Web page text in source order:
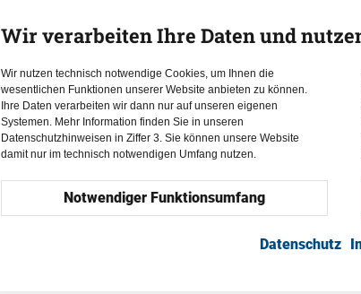
Wir verarbeiten Ihre Daten und
Wir nutzen technisch notwendige Cookies, um Ihnen die
wesentlichen Funktionen unserer Website anbieten zu können.
Ihre Daten verarbeiten wir dann nur auf unseren eigenen
Systemen. Mehr Information finden Sie in unseren
Datenschutzhinweisen in Ziffer 3. Sie können unsere Website
damit nur im technisch notwendigen Umfang nutzen.
Notwendiger Funktionsumfang
Datenschutz